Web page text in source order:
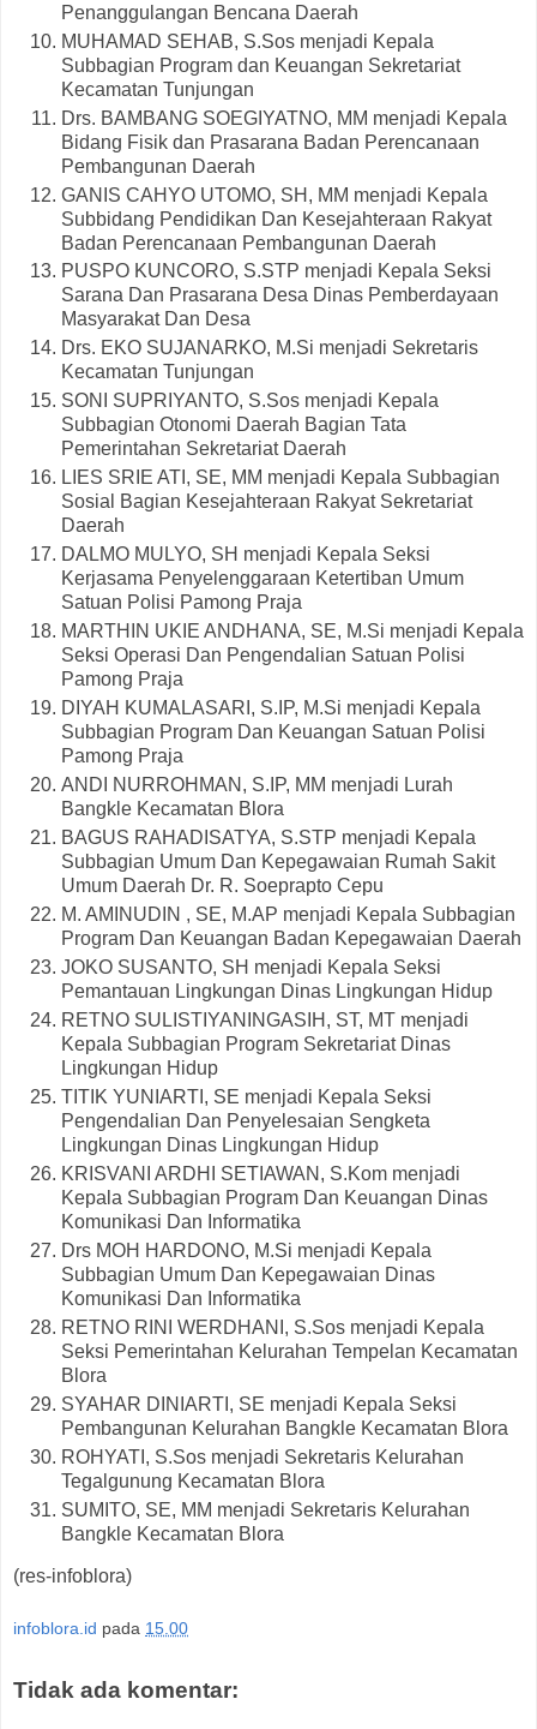
Penanggulangan Bencana Daerah
MUHAMAD SEHAB, S.Sos menjadi Kepala
Subbagian Program dan Keuangan Sekretariat
Kecamatan Tunjungan
Drs. BAMBANG SOEGIYATNO, MM menjadi Kepala
Bidang Fisik dan Prasarana Badan Perencanaan
Pembangunan Daerah
GANIS CAHYO UTOMO, SH, MM menjadi Kepala
Subbidang Pendidikan Dan Kesejahteraan Rakyat
Badan Perencanaan Pembangunan Daerah
PUSPO KUNCORO, S.STP menjadi Kepala Seksi
Sarana Dan Prasarana Desa Dinas Pemberdayaan
Masyarakat Dan Desa
Drs. EKO SUJANARKO, M.Si menjadi Sekretaris
Kecamatan Tunjungan
SONI SUPRIYANTO, S.Sos menjadi Kepala
Subbagian Otonomi Daerah Bagian Tata
Pemerintahan Sekretariat Daerah
LIES SRIE ATI, SE, MM menjadi Kepala Subbagian
Sosial Bagian Kesejahteraan Rakyat Sekretariat
Daerah
DALMO MULYO, SH menjadi Kepala Seksi
Kerjasama Penyelenggaraan Ketertiban Umum
Satuan Polisi Pamong Praja
MARTHIN UKIE ANDHANA, SE, M.Si menjadi Kepala
Seksi Operasi Dan Pengendalian Satuan Polisi
Pamong Praja
DIYAH KUMALASARI, S.IP, M.Si menjadi Kepala
Subbagian Program Dan Keuangan Satuan Polisi
Pamong Praja
ANDI NURROHMAN, S.IP, MM menjadi Lurah
Bangkle Kecamatan Blora
BAGUS RAHADISATYA, S.STP menjadi Kepala
Subbagian Umum Dan Kepegawaian Rumah Sakit
Umum Daerah Dr. R. Soeprapto Cepu
M. AMINUDIN , SE, M.AP menjadi Kepala Subbagian
Program Dan Keuangan Badan Kepegawaian Daerah
JOKO SUSANTO, SH menjadi Kepala Seksi
Pemantauan Lingkungan Dinas Lingkungan Hidup
RETNO SULISTIYANINGASIH, ST, MT menjadi
Kepala Subbagian Program Sekretariat Dinas
Lingkungan Hidup
TITIK YUNIARTI, SE menjadi Kepala Seksi
Pengendalian Dan Penyelesaian Sengketa
Lingkungan Dinas Lingkungan Hidup
KRISVANI ARDHI SETIAWAN, S.Kom menjadi
Kepala Subbagian Program Dan Keuangan Dinas
Komunikasi Dan Informatika
Drs MOH HARDONO, M.Si menjadi Kepala
Subbagian Umum Dan Kepegawaian Dinas
Komunikasi Dan Informatika
RETNO RINI WERDHANI, S.Sos menjadi Kepala
Seksi Pemerintahan Kelurahan Tempelan Kecamatan
Blora
SYAHAR DINIARTI, SE menjadi Kepala Seksi
Pembangunan Kelurahan Bangkle Kecamatan Blora
ROHYATI, S.Sos menjadi Sekretaris Kelurahan
Tegalgunung Kecamatan Blora
SUMITO, SE, MM menjadi Sekretaris Kelurahan
Bangkle Kecamatan Blora
(res-infoblora)
infoblora.id pada 15.00
Tidak ada komentar: